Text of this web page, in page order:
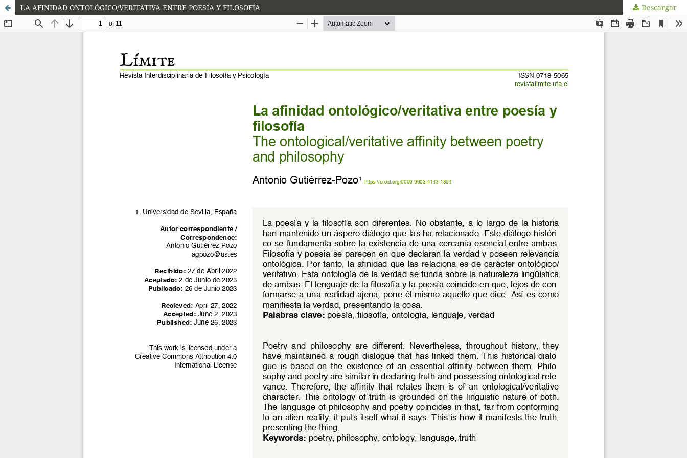
LA AFINIDAD ONTOLÓGICO/VERITATIVA ENTRE POESÍA Y FILOSOFÍA Descargar